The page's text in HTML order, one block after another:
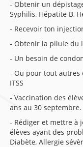
- Obtenir un
Syphilis, Hépatite B,
- Recevoir ton
- Obtenir la pilule du
- Un besoin de
- Ou pour tout autres
ITSS
- Vaccination des
ans au 30 septembre.
- Rédiger et mettre à
élèves ayant des
Diabète, Allergie